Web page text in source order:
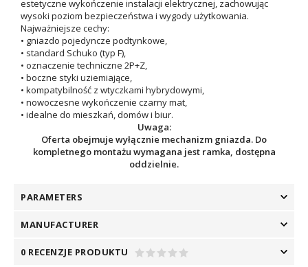
estetyczne wykończenie instalacji elektrycznej, zachowując
wysoki poziom bezpieczeństwa i wygody użytkowania.
Najważniejsze cechy:
• gniazdo pojedyncze podtynkowe,
• standard Schuko (typ F),
• oznaczenie techniczne 2P+Z,
• boczne styki uziemiające,
• kompatybilność z wtyczkami hybrydowymi,
• nowoczesne wykończenie czarny mat,
• idealne do mieszkań, domów i biur.
Uwaga:
Oferta obejmuje wyłącznie mechanizm gniazda. Do
kompletnego montażu wymagana jest ramka, dostępna
oddzielnie.
PARAMETERS
MANUFACTURER
0 RECENZJE PRODUKTU